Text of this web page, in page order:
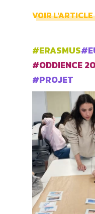
VOIR L'ARTICLE
#ERASMUS
#ODDIENCE
#PROJET